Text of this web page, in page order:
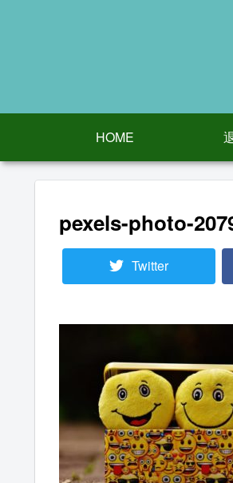
HOME
pexels-photo-
Twitter